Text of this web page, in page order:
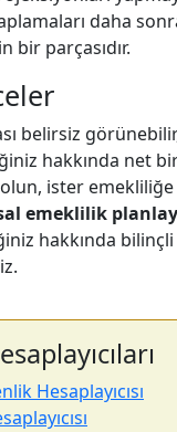
daha
bir parçasıdır.
belirsiz
hakkında net
ister emekliliğe
emeklilik
hakkında
Hesaplayıcısı